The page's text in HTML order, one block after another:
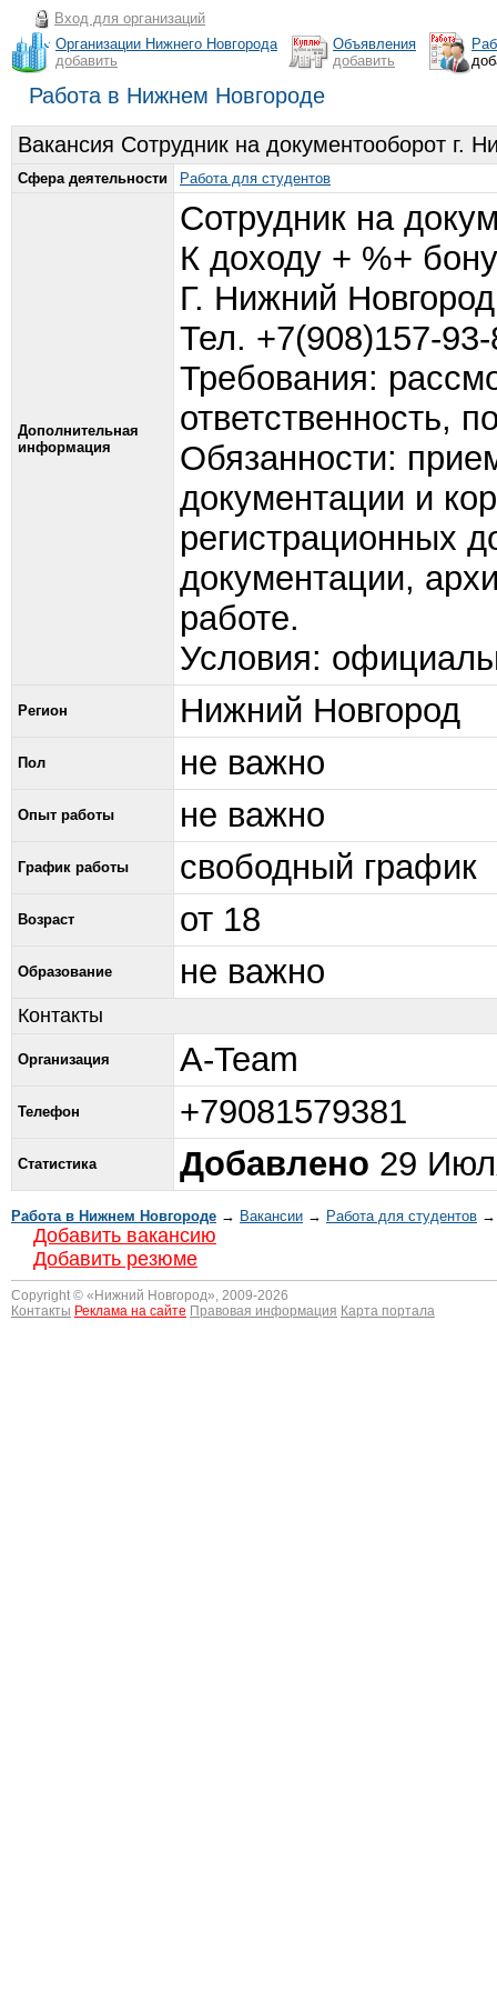
Вход для организаций
Организации Нижнего Новгорода
добавить
Объявления
добавить
Работа в Нижнем Новгороде
Вакансия Сотрудник на документооборот г.
Сфера деятельности Работа для студентов
Дополнительная
информация
Сотрудник на
К доходу + %+
Г. Нижний Новгород
Тел. +7(908)157-
Требования:
ответственность,
Обязанности:
документации и
регистрационных
документации,
работе.
Условия:
Регион Нижний Новгород
Пол не важно
Опыт работы не важно
График работы свободный график
Возраст от 18
Образование не важно
Контакты
Организация A-Team
Телефон +79081579381
Статистика Добавлено 29
Работа в Нижнем Новгороде → Вакансии → Работа для студентов →
Добавить вакансию
Добавить резюме
Copyright © « Нижний Новгород», 2009-2026
Контакты Реклама на сайте Правовая информация Карта портала